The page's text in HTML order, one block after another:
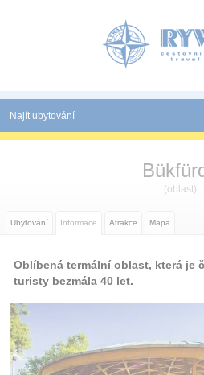
Najít ubytování
Státy
Partneři
Kontakt
(oblast)
Ubytování Informace Atrakce Mapa
Oblíbená termální oblast, která je
turisty bezmála 40 let.